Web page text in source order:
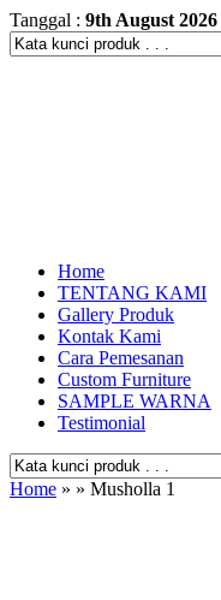
Tanggal : 9th August 2026
Home
TENTANG KAMI
Gallery Produk
Kontak Kami
Cara Pemesanan
Custom Furniture
SAMPLE WARNA
Testimonial
Home » » Musholla 1